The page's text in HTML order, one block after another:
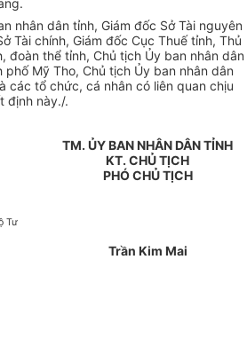
nhân dân tỉnh, Giám đốc Sở Tài nguyên
Tài chính, Giám đốc Cục Thuế tỉnh, Thủ
đoàn thể tỉnh, Chủ tịch Ủy ban nhân dân
Mỹ Tho, Chủ tịch Ủy ban nhân dân
các tổ chức, cá nhân có liên quan chịu
định này./.
Tư
TM. ỦYBAN NHÂN DÂNTỈNH
KT. CHỦ TỊCH
PHÓ CHỦ TỊCH
Trần Kim Mai